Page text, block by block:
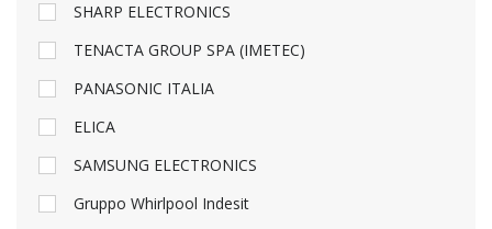
SHARP ELECTRONICS
TENACTA GROUP SPA (IMETEC)
PANASONIC ITALIA
ELICA
SAMSUNG ELECTRONICS
Gruppo Whirlpool Indesit